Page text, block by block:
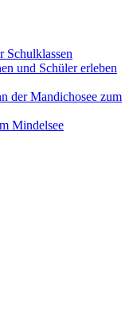
Schulklassen
und Schüler erleben
der Mandichosee zum
Mindelsee